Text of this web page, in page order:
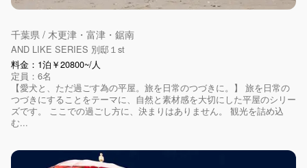
千葉県 / 木更津・富津・鋸南
AND LIKE SERIES 別邸１st
料金：1泊￥20800~/人
定員：6名
【愛犬と、ただ過ごす為の平屋。旅を日常のつづきに。】 旅を日常の
つづきにすることをテーマに、自然と素材感を大切にした平屋のシリー
ズです。 ここでの過ごし方に、決まりはありません。 観光を詰め込
む...